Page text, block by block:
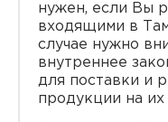
нужен, если Вы
входящими в
случае нужно
внутреннее
для поставки и
продукции на